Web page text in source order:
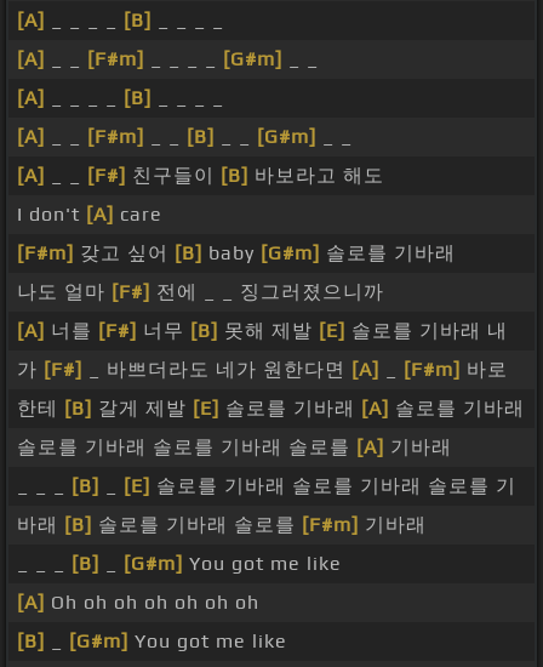
[A] [B]
[A]
[F#m] [G#m]
[A]
[B]
[A]
[F#m] [B] [G#m]
[A]
[F#] 친구들이 [B] 바보라고 해도
I don't [A] care
[F#m] 갖고 싶어 [B] baby [G#m] 솔로를 기바래
나도 얼마 [F#] 전에 _ _ 징그러졌으니까
[A] 너를 [F#] 너무 [B] 못해 제발 [E] 솔로를 기바래 내
가 [F#] _ 바쁘더라도 네가 원한다면 [A] [F#m] 바로
한테
[B] 갈게 제발 [E] 솔로를 기바래 [A] 솔로를 기바래
솔로를 기바래 솔로를 기바래 솔로를 [A] 기바래
[B] [E] 솔로를 기바래 솔로를 기바래 솔로를 기
바래
[B] 솔로를 기바래 솔로를 [F#m] 기바래
[B] [G#m] You got me like
[A] Oh oh oh oh oh oh oh
[B]
[G#m] You got me like